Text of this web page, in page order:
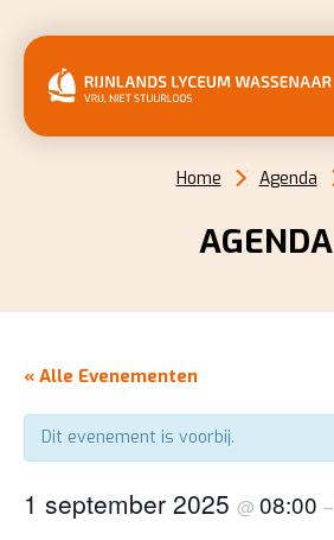
Home Agenda
AGENDA
« Alle Evenementen
Dit evenement is voorbij.
1 september 2025 @ 08:00 –